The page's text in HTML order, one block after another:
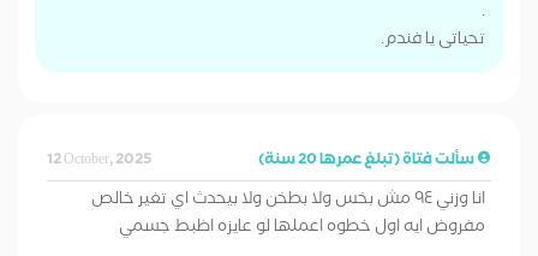
.
تحياتى يا فندم.
سألت فتاة (تبلغ عمرها 20 سنة) 12 October, 2025
انا وزني ٩٤ مش بخس ولا بطخن ولا بيحدث اي تغير خالص
مفروض ايه اول خطوه اعملها لو عايزه اظبط جسمي